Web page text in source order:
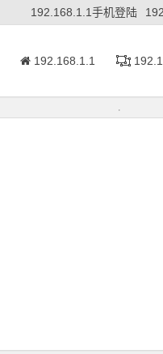
192.168.1.1手机登陆
192.168.1.1